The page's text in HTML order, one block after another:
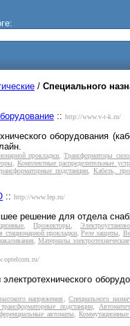
/ Специального
:: http://www.v-t-k.ru/
оборудования
прокладки,Трансформаторы
, Комплектные распределительные
подстанции, Кабель,
:: http://www.lep.ru/
решение для отдела
,Прожекторы,
прокладки,Реле защиты,
, Материалы электротехнические
напряжения ,Специального
подстанции,
автоматы ,Коммутационные